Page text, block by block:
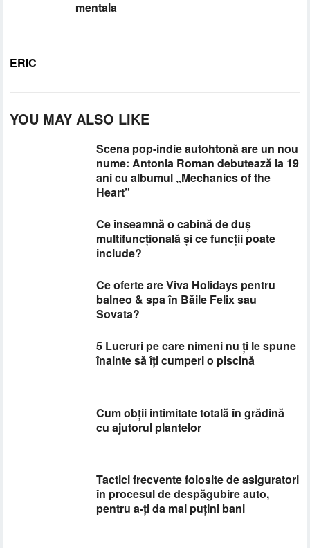
mentala
ERIC
YOU MAY ALSO LIKE
Scena pop-indie autohtonă are un nou
nume: Antonia Roman debutează la 19
ani cu albumul „Mechanics of the
Heart”
Ce înseamnă o cabină de duș
multifuncțională și ce funcții poate
include?
Ce oferte are Viva Holidays pentru
balneo & spa în Băile Felix sau
Sovata?
5 Lucruri pe care nimeni nu ți le spune
înainte să îți cumperi o piscină
Cum obții intimitate totală în grădină
cu ajutorul plantelor
​Tactici frecvente folosite de asiguratori
în procesul de despăgubire auto,
pentru a-ți da mai puțini bani